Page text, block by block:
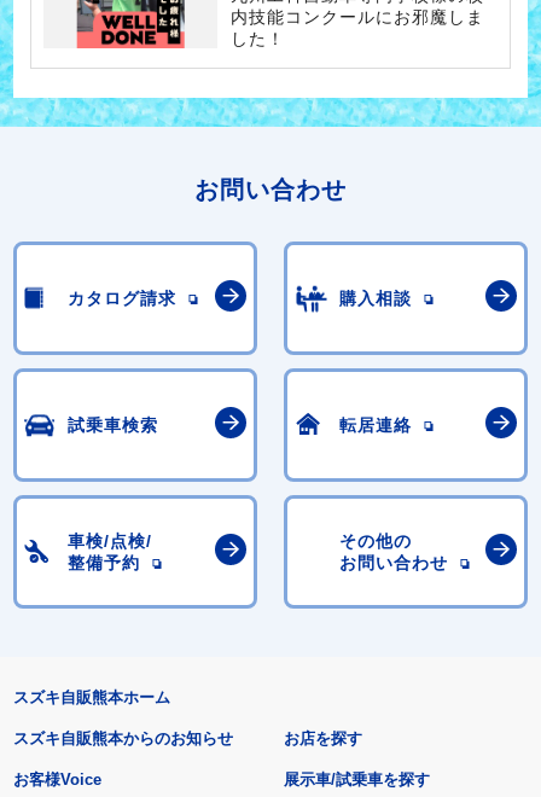
内技能コンクールにお邪魔しま
した！
お問い合わせ
カタログ請求 購入相談
試乗車検索 転居連絡
車検/点検/
整備予約
その他の
お問い合わせ
スズキ自販熊本ホーム
スズキ自販熊本からのお知らせ
お客様Voice
お店を探す
展示車/試乗車を探す